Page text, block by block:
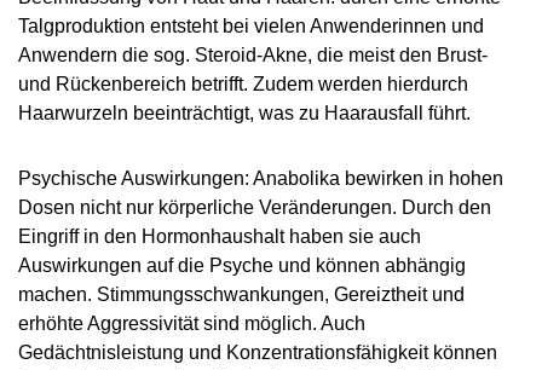
Talgproduktion entsteht bei vielen Anwenderinnen und
Anwendern die sog. Steroid-Akne, die meist den Brust-
und Rückenbereich betrifft. Zudem werden hierdurch
Haarwurzeln beeinträchtigt, was zu Haarausfall führt.
Psychische Auswirkungen: Anabolika bewirken in hohen
Dosen nicht nur körperliche Veränderungen. Durch den
Eingriff in den Hormonhaushalt haben sie auch
Auswirkungen auf die Psyche und können abhängig
machen. Stimmungsschwankungen, Gereiztheit und
erhöhte Aggressivität sind möglich. Auch
Gedächtnisleistung und Konzentrationsfähigkeit können